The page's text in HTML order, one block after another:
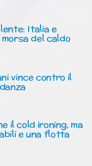
Italia e
del caldo
vince contro il
il cold ironing, ma
e una flotta